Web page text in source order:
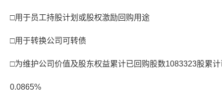
□用于员工持股计划或股权激励回购用途
□用于转换公司可转债
□为维护公司价值及股东权益累计已回购股数1083323股累
0.0865%